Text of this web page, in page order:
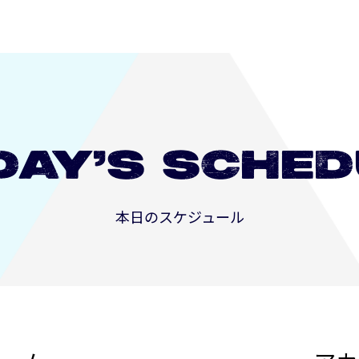
本日のスケジュール